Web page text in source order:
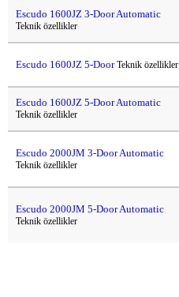
Escudo 1600JZ 3-Door Automatic
Teknik özellikler
Escudo 1600JZ 5-DoorTeknik özellikler
Escudo 1600JZ 5-Door Automatic
Teknik özellikler
Escudo 2000JM 3-Door Automatic
Teknik özellikler
Escudo 2000JM 5-Door Automatic
Teknik özellikler